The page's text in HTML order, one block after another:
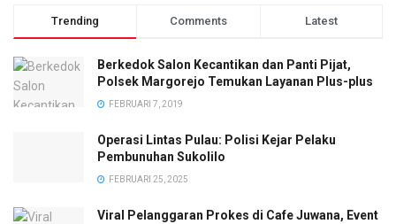
Trending Comments Latest
Berkedok Salon Kecantikan dan Panti Pijat,
Polsek Margorejo Temukan Layanan Plus-plus
FEBRUARI 7, 2019
Operasi Lintas Pulau: Polisi Kejar Pelaku
Pembunuhan Sukolilo
FEBRUARI 25, 2025
Viral Pelanggaran Prokes di Cafe Juwana, Event